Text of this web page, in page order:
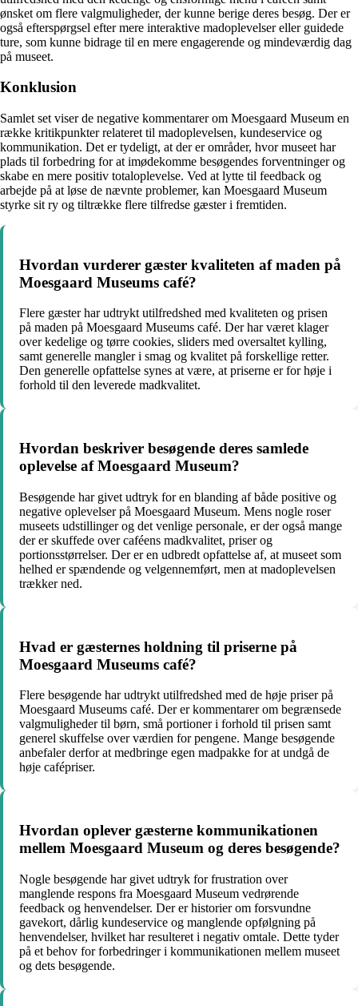
ønsket om flere valgmuligheder, der kunne berige deres besøg. Der er
også efterspørgsel efter mere interaktive madoplevelser eller guidede
ture, som kunne bidrage til en mere engagerende og mindeværdig dag
på museet.
Konklusion
Samlet set viser de negative kommentarer om Moesgaard Museum en
række kritikpunkter relateret til madoplevelsen, kundeservice og
kommunikation. Det er tydeligt, at der er områder, hvor museet har
plads til forbedring for at imødekomme besøgendes forventninger og
skabe en mere positiv totaloplevelse. Ved at lytte til feedback og
arbejde på at løse de nævnte problemer, kan Moesgaard Museum
styrke sit ry og tiltrække flere tilfredse gæster i fremtiden.
Hvordan vurderer gæster kvaliteten af maden på
Moesgaard Museums café?
Flere gæster har udtrykt utilfredshed med kvaliteten og prisen
på maden på Moesgaard Museums café. Der har været klager
over kedelige og tørre cookies, sliders med oversaltet kylling,
samt generelle mangler i smag og kvalitet på forskellige retter.
Den generelle opfattelse synes at være, at priserne er for høje i
forhold til den leverede madkvalitet.
Hvordan beskriver besøgende deres samlede
oplevelse af Moesgaard Museum?
Besøgende har givet udtryk for en blanding af både positive og
negative oplevelser på Moesgaard Museum. Mens nogle roser
museets udstillinger og det venlige personale, er der også mange
der er skuffede over caféens madkvalitet, priser og
portionsstørrelser. Der er en udbredt opfattelse af, at museet som
helhed er spændende og velgennemført, men at madoplevelsen
trækker ned.
Hvad er gæsternes holdning til priserne på
Moesgaard Museums café?
Flere besøgende har udtrykt utilfredshed med de høje priser på
Moesgaard Museums café. Der er kommentarer om begrænsede
valgmuligheder til børn, små portioner i forhold til prisen samt
generel skuffelse over værdien for pengene. Mange besøgende
anbefaler derfor at medbringe egen madpakke for at undgå de
høje cafépriser.
Hvordan oplever gæsterne kommunikationen
mellem Moesgaard Museum og deres besøgende?
Nogle besøgende har givet udtryk for frustration over
manglende respons fra Moesgaard Museum vedrørende
feedback og henvendelser. Der er historier om forsvundne
gavekort, dårlig kundeservice og manglende opfølgning på
henvendelser, hvilket har resulteret i negativ omtale. Dette tyder
på et behov for forbedringer i kommunikationen mellem museet
og dets besøgende.